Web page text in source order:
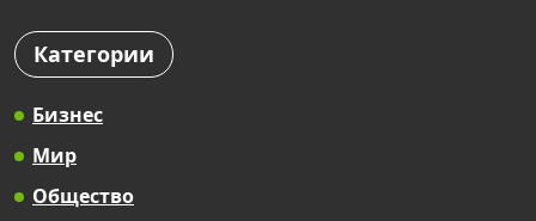
Категории
Бизнес
Мир
Общество